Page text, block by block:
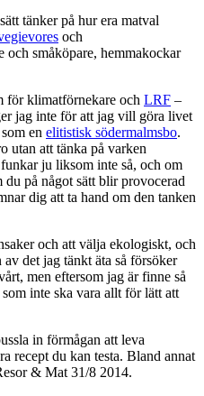
tänker på hur era matval
och
och småköpare, hemmakockar
för klimatförnekare och LRF –
jag inte för att jag vill göra livet
en elitistisk södermalmsbo.
utan att tänka på varken
ju liksom inte så, och om
på något sätt blir provocerad
dig att ta hand om den tanken
och att välja ekologiskt, och
det jag tänkt äta så försöker
men eftersom jag är finne så
inte ska vara allt för lätt att
in förmågan att leva
recept du kan testa. Bland annat
& Mat 31/8 2014.